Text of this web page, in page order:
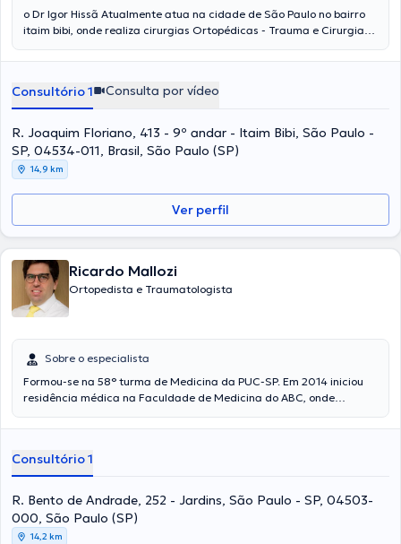
o Dr Igor Hissã Atualmente atua na cidade de São Paulo no bairro
itaim bibi, onde realiza cirurgias Ortopédicas - Trauma e Cirurgia
formação clínico-cirúrgica no Hospital Universitário UFMS, onde
Traumatologia. Paralelamente, realizou diversos cursos teóricos-
práticos na disciplina de joelho em instituições reconhecidas
mundialmente como HC FMUSP e UNIFESP.
Consultório 1 Consulta por vídeo
R. Joaquim Floriano, 413 - 9º andar - Itaim Bibi, São Paulo -
SP, 04534-011, Brasil, São Paulo (SP)
14,9 km
Ver perfil
Ricardo Mallozi
Ortopedista e Traumatologista
Sobre o especialista
Formou-se na 58° turma de Medicina da PUC-SP. Em 2014 iniciou
residência médica na Faculdade de Medicina do ABC, onde
realizou estágio em Cirurgia de Quadril. Atualmente tem
procedimentos envolvendo a articulação do quadril.
Consultório 1
R. Bento de Andrade, 252 - Jardins, São Paulo - SP, 04503-
000, São Paulo (SP)
14,2 km